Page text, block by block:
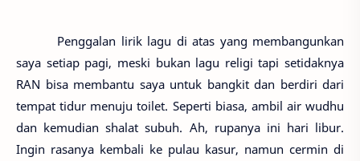
Penggalan lirik lagu di atas yang membangunkan
saya setiap pagi, meski bukan lagu religi tapi setidaknya
RAN bisa membantu saya untuk bangkit dan berdiri dari
tempat tidur menuju toilet. Seperti biasa, ambil air wudhu
dan kemudian shalat subuh. Ah, rupanya ini hari libur.
Ingin rasanya kembali ke pulau kasur, namun cermin di